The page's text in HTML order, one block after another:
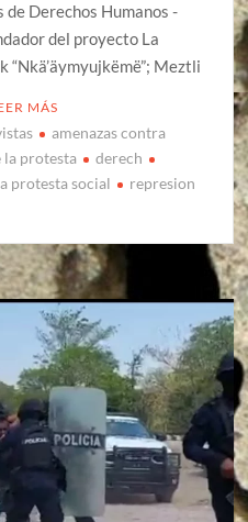
Derechos Humanos -
del proyecto La
Meztli
MÁS
amenazas contra
protesta
derech
protesta social
represion